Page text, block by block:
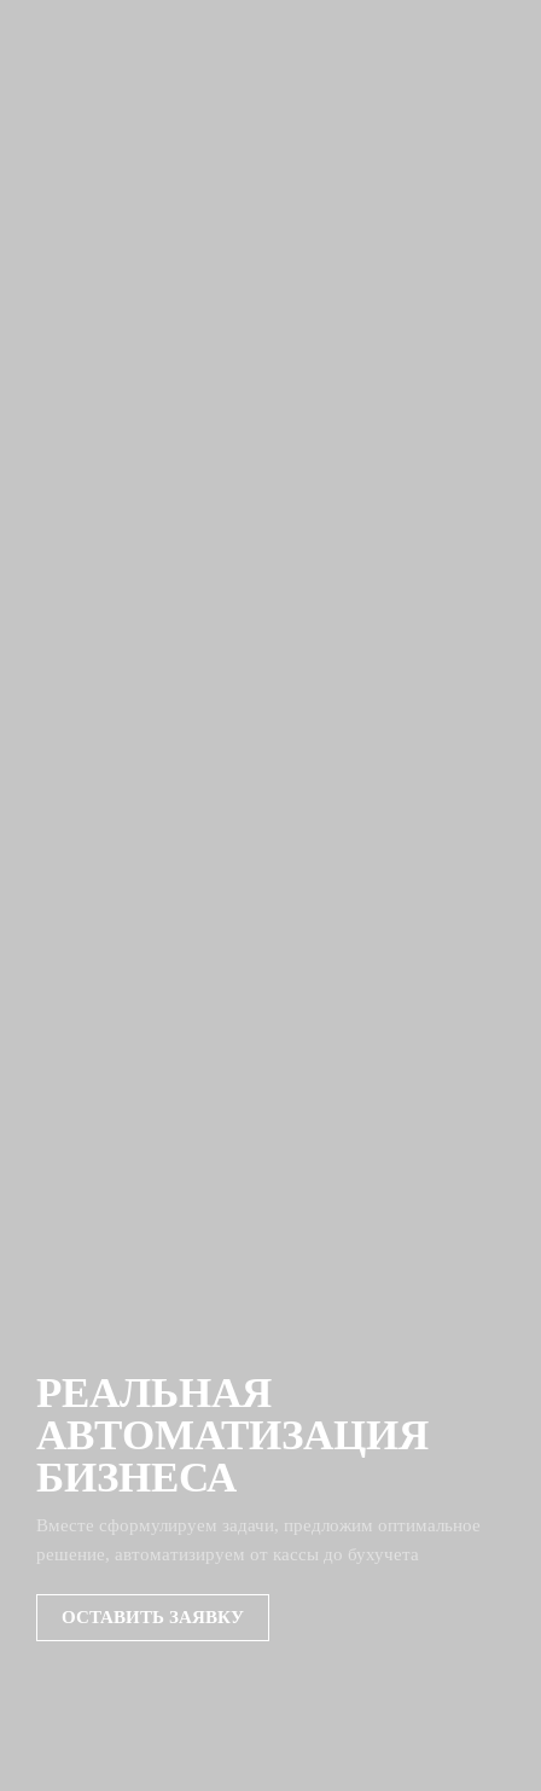
РЕАЛЬНАЯ
АВТОМАТИЗАЦИЯ
БИЗНЕСА
Вместе сформулируем задачи, предложим оптимальное
решение, автоматизируем от кассы до бухучета
ОСТАВИТЬ ЗАЯВКУ